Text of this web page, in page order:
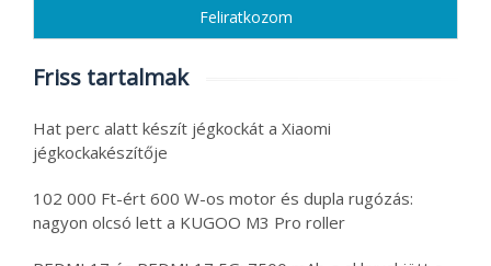
Friss tartalmak
Hat perc alatt készít jégkockát a Xiaomi
jégkockakészítője
102 000 Ft-ért 600 W-os motor és dupla rugózás:
nagyon olcsó lett a KUGOO M3 Pro roller